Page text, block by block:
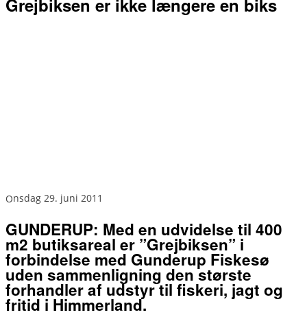
Grejbiksen er ikke længere en biks
onsdag 29. juni 2011
GUNDERUP: Med en udvidelse til 400
m2 butiksareal er ”Grejbiksen” i
forbindelse med Gunderup Fiskesø
uden sammenligning den største
forhandler af udstyr til fiskeri, jagt og
fritid i Himmerland.